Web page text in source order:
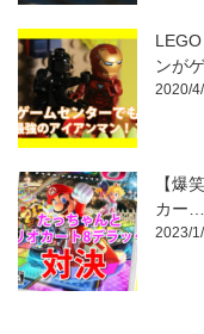
ンが
2020/
【爆
カー…
2023/